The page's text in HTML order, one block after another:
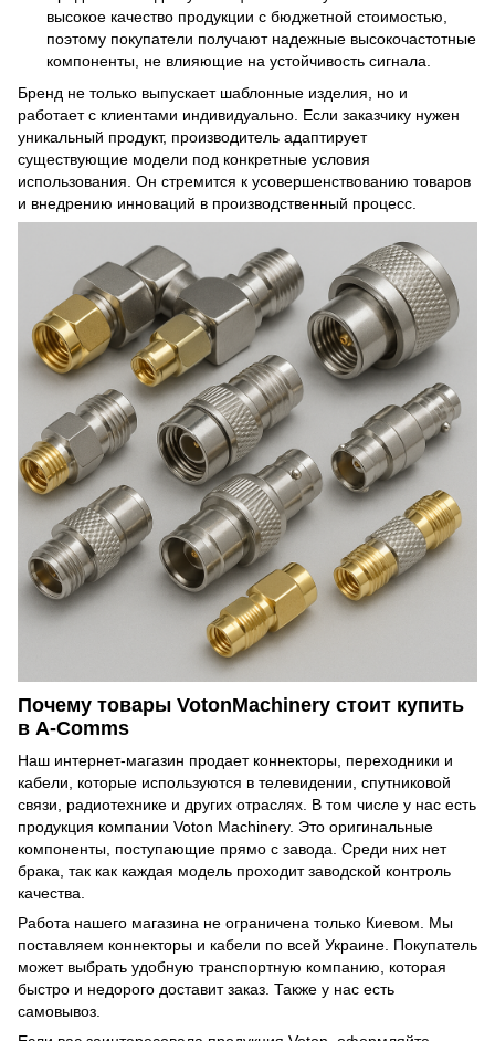
высокое качество продукции с бюджетной стоимостью,
поэтому покупатели получают надежные высокочастотные
компоненты, не влияющие на устойчивость сигнала.
Бренд не только выпускает шаблонные изделия, но и
работает с клиентами индивидуально. Если заказчику нужен
уникальный продукт, производитель адаптирует
существующие модели под конкретные условия
использования. Он стремится к усовершенствованию товаров
и внедрению инноваций в производственный процесс.
Почему товары VotonMachinery стоит купить
в A-Comms
Наш интернет-магазин продает коннекторы, переходники и
кабели, которые используются в телевидении, спутниковой
связи, радиотехнике и других отраслях. В том числе у нас есть
продукция компании Voton Machinery. Это оригинальные
компоненты, поступающие прямо с завода. Среди них нет
брака, так как каждая модель проходит заводской контроль
качества.
Работа нашего магазина не ограничена только Киевом. Мы
поставляем коннекторы и кабели по всей Украине. Покупатель
может выбрать удобную транспортную компанию, которая
быстро и недорого доставит заказ. Также у нас есть
самовывоз.